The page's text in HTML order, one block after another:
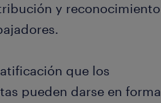
y reconocimiento
que los
pueden darse en forma